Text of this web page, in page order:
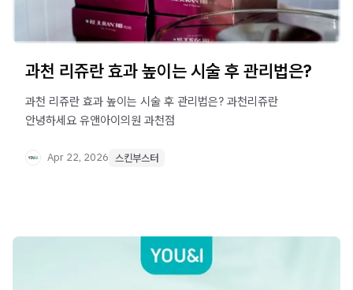
과천 리쥬란 효과 높이는 시술 후 관리법은?
과천 리쥬란 효과 높이는 시술 후 관리법은? 과천리쥬란 ​
안녕하세요 유앤아이의원 과천점
Apr 22, 2026 스킨부스터